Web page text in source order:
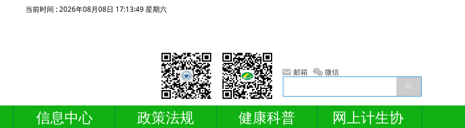
낂 邮箱 너 微信
当前时间 :2026年08月08日 17:13:50 星期六
ꄠ
信息中心 政策法规 健康科普 网上计生协